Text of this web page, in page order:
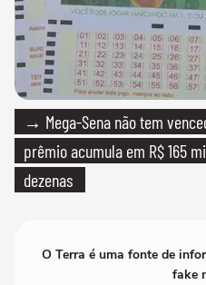
→ Mega-Sena não tem
prêmio acumula em R$ 165
dezenas
O Terra é uma fonte de
fake